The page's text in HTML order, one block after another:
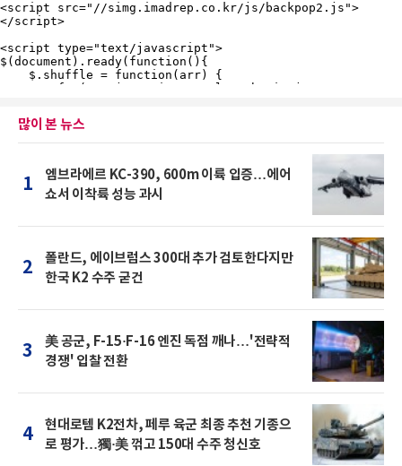
많이 본 뉴스
1
엠브라에르 KC-390, 600m 이륙 입증…에어
쇼서 이착륙 성능 과시
2
폴란드, 에이브럼스 300대 추가 검토한다지만
한국 K2 수주 굳건
3
美 공군, F-15·F-16 엔진 독점 깨나…'전략적
경쟁' 입찰 전환
4
현대로템 K2전차, 페루 육군 최종 추천 기종으
로 평가…獨·美 꺾고 150대 수주 청신호